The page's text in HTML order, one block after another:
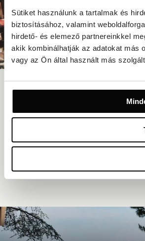
Sütiket használunk a tartalmak és
biztosításához, valamint
hirdető- és elemező partnereinkkel
akik kombinálhatják az adatokat más
vagy az Ön által használt más
Dalmát Etnofalu
Lépjen be egy hagyományos faluba
múzeumba, ahol Dalmácia kulináris és
életre a kőházak, a hagyományos ételek, a
mesterségek és az interaktív élmények
TUDJON MEG TÖBBET